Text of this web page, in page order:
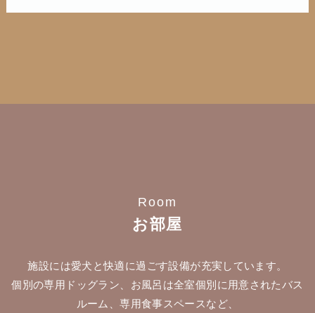
Room
お部屋
施設には愛犬と快適に過ごす設備が充実しています。
個別の専用ドッグラン、お風呂は全室個別に用意されたバス
ルーム、専用食事スペースなど、